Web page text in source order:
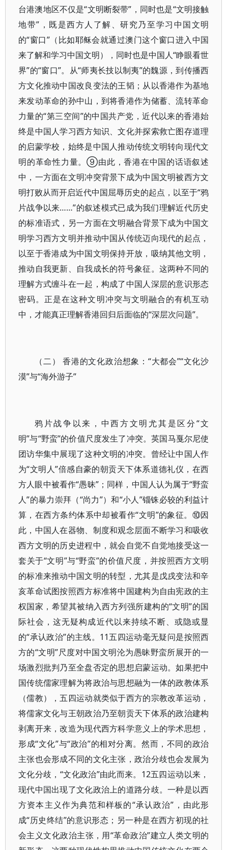
台港澳地区不仅是“文明断裂带”，同时也是“文明接触
地带”，既是西方人了解、研究乃至学习中国文明
的“窗口”（比如耶稣会就通过澳门这个窗口进入中国
来了解和学习中国文明），同时也是中国人“睁眼看世
界”的“窗口”。从“师夷长技以制夷”的魏源，到传播西
方文化推动中国改良变法的王韬；从以香港作为基地
来发动革命的孙中山，到将香港作为储蓄、流转革命
力量的“第三空间”的中国共产党，近代以来的香港始
终是中国人学习西方知识、文化并探索救亡图存道理
的启蒙学校，始终是中国人推动传统文明转向现代文
明的革命性力量。⑨由此，香港在中国的话语叙述
中，一方面在文明冲突背景下成为中国文明被西方文
明打败从而开启近代中国屈辱历史的起点，以至于“鸦
片战争以来……”的叙述模式已成为我们理解近代历史
的标准语式，另一方面在文明融合背景下成为中国文
明学习西方文明并推动中国从传统迈向现代的起点，
以至于香港成为中国文明保持开放，吸纳其他文明，
推动自我更新、自我成长的符号象征。这两种不同的
理解方式缠斗在一起，构成了中国人深层的意识形态
密码。正是在这种文明冲突与文明融合的有机互动
中，才能真正理解香港回归后面临的“深层次问题”。
（二） 香港的文化政治想象：“大都会”“文化沙
漠”与“海外游子”
鸦片战争以来，中西方文明尤其是区分“文
明”与“野蛮”的价值尺度发生了冲突。英国马戛尔尼使
团访华集中展现了这种文明的冲突。曾经让中国人作
为“文明人”倍感自豪的朝贡天下体系道德礼仪，在西
方人眼中被看作“愚昧”；同样，中国人认为属于“野蛮
人”的暴力崇拜（“尚力”）和“小人”锱铢必较的利益计
算，在西方条约体系中却被看作“文明”的象征。⑩因
此，中国人在器物、制度和观念层面不断学习和吸收
西方文明的历史进程中，就会自觉不自觉地接受这一
套关于“文明”与“野蛮”的价值尺度，并按照西方文明
的标准来推动中国文明的转型，尤其是戊戌变法和辛
亥革命试图按照西方标准将中国建构为自由宪政的主
权国家，希望其被纳入西方列强所建构的“文明”的国
际社会，这无疑构成近代以来持续不断、或隐或显
的“承认政治”的主线。11五四运动毫无疑问是按照西
方的“文明”尺度对中国文明沦为愚昧野蛮所展开的一
场激烈批判乃至全盘否定的思想启蒙运动。如果把中
国传统儒家理解为将政治与思想融为一体的政教体系
（儒教），五四运动就类似于西方的宗教改革运动，
将儒家文化与王朝政治乃至朝贡天下体系的政治建构
剥离开来，改造为现代西方科学意义上的学术思想，
形成“文化”与“政治”的相对分离。然而，不同的政治
主张也会形成不同的文化主张，政治分歧也会发展为
文化分歧，“文化政治”由此而来。12五四运动以来，
现代中国出现了文化政治上的道路分歧。一种是以西
方资本主义作为典范和样板的“承认政治”，由此形
成“历史终结”的意识形态；另一种是在西方初现的社
会主义文化政治主张，用“革命政治”建立人类文明的